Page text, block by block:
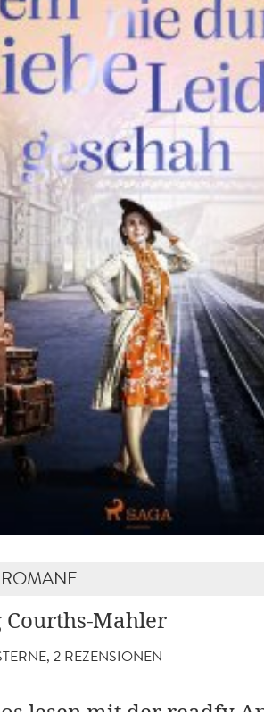
Courths-Mahler
2 REZENSIONEN